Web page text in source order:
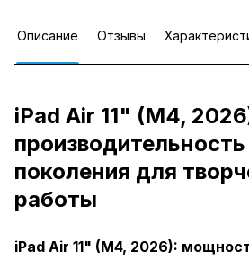
Описание Отзывы
iPad Air 11" (M4,
производительность
поколения для
работы
iPad Air 11" (M4, 2026):